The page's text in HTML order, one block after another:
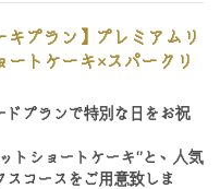
キプラン】プレミアムリ
ートケーキ×スパークリ
ドプランで特別な日をお祝
トショートケーキ‘’と、人気
スコースをご用意致しま